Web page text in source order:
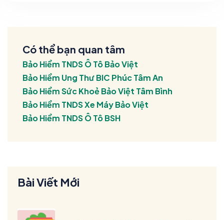
Có thể bạn quan tâm
Bảo Hiểm TNDS Ô Tô Bảo Việt
Bảo Hiểm Ung Thư BIC Phúc Tâm An
Bảo Hiểm Sức Khoẻ Bảo Việt Tâm Bình
Bảo Hiểm TNDS Xe Máy Bảo Việt
Bảo Hiểm TNDS Ô Tô BSH
Bài Viết Mới